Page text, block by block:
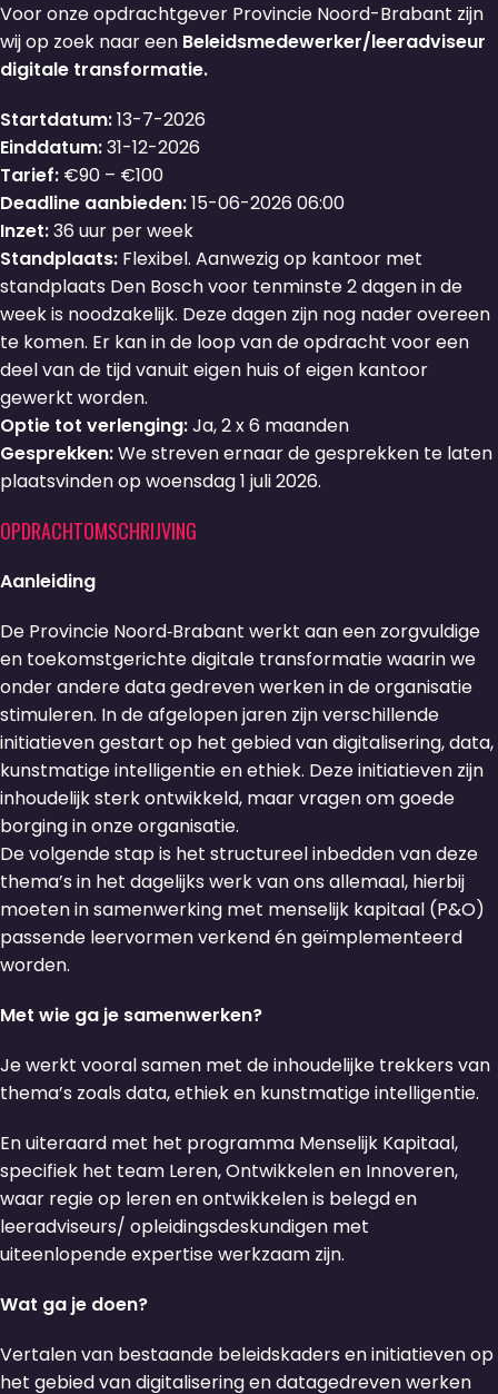
Voor onze opdrachtgever Provincie Noord-Brabant zijn
wij op zoek naar een Beleidsmedewerker/leeradviseur
digitale transformatie.
Startdatum:13-7-2026
Einddatum:31-12-2026
Tarief: €90 – €100
Deadline aanbieden:15-06-2026 06:00
Inzet:36 uur per week
Standplaats: Flexibel. Aanwezig op kantoor met
standplaats Den Bosch voor tenminste 2 dagen in de
week is noodzakelijk. Deze dagen zijn nog nader overeen
te komen. Er kan in de loop van de opdracht voor een
deel van de tijd vanuit eigen huis of eigen kantoor
gewerkt worden.
Optie tot verlenging:Ja, 2 x 6 maanden
Gesprekken:We streven ernaar de gesprekken te laten
plaatsvinden op woensdag 1 juli 2026.
OPDRACHTOMSCHRIJVING
Aanleiding
De Provincie Noord‑Brabant werkt aan een zorgvuldige
en toekomstgerichte digitale transformatie waarin we
onder andere data gedreven werken in de organisatie
stimuleren. In de afgelopen jaren zijn verschillende
initiatieven gestart op het gebied van digitalisering, data,
kunstmatige intelligentie en ethiek. Deze initiatieven zijn
inhoudelijk sterk ontwikkeld, maar vragen om goede
borging in onze organisatie.
De volgende stap is het structureel inbedden van deze
thema’s in het dagelijks werk van ons allemaal, hierbij
moeten in samenwerking met menselijk kapitaal (P&O)
passende leervormen verkend én geïmplementeerd
worden.
Met wie ga je samenwerken?
Je werkt vooral samen met de inhoudelijke trekkers van
thema’s zoals data, ethiek en kunstmatige intelligentie.
En uiteraard met het programma Menselijk Kapitaal,
specifiek het team Leren, Ontwikkelen en Innoveren,
waar regie op leren en ontwikkelen is belegd en
leeradviseurs/ opleidingsdeskundigen met
uiteenlopende expertise werkzaam zijn.
Wat ga je doen?
Vertalen van bestaande beleidskaders en initiatieven op
het gebied van digitalisering en datagedreven werken